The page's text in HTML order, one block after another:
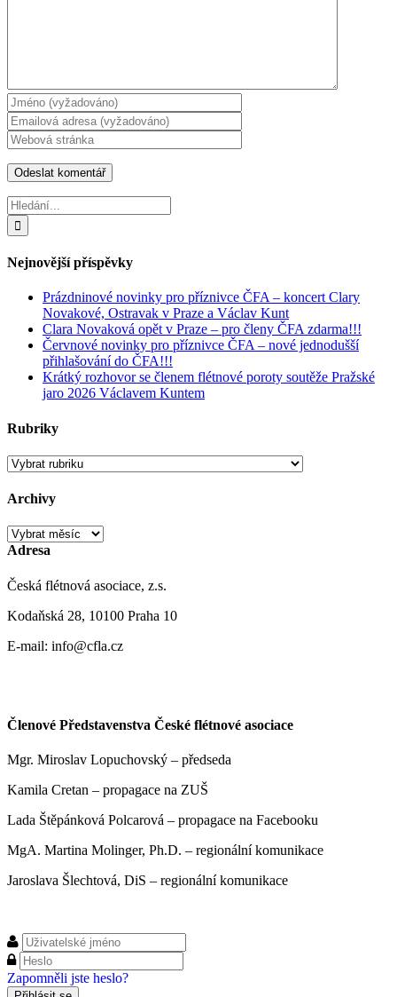
Hledat:
Nejnovější příspěvky
Prázdninové novinky pro příznivce ČFA – koncert Clary
Novakové, Ostravak v Praze a Václav Kunt
Clara Novaková opět v Praze – pro členy ČFA zdarma!!!
Červnové novinky pro příznivce ČFA – nové jednodušší
přihlašování do ČFA!!!
Krátký rozhovor se členem flétnové poroty soutěže Pražské
jaro 2026 Václavem Kuntem
Rubriky
Rubriky
Archivy
Archivy
Adresa
Česká flétnová asociace, z.s.
Kodaňská 28, 10100 Praha 10
E-mail: info@cfla.cz
Členové Představenstva České flétnové asociace
Mgr. Miroslav Lopuchovský – předseda
Kamila Cretan – propagace na ZUŠ
Lada Štěpánková Polcarová – propagace na Facebooku
MgA. Martina Molinger, Ph.D. – regionální komunikace
Jaroslava Šlechtová, DiS – regionální komunikace
Zapomněli jste heslo?